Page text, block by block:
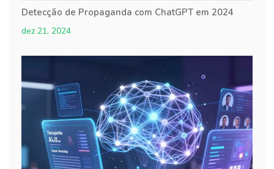
Detecção de Propaganda com ChatGPT em 2024
dez 21, 2024